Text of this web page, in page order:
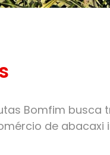
Bomfim busca
de abacaxi